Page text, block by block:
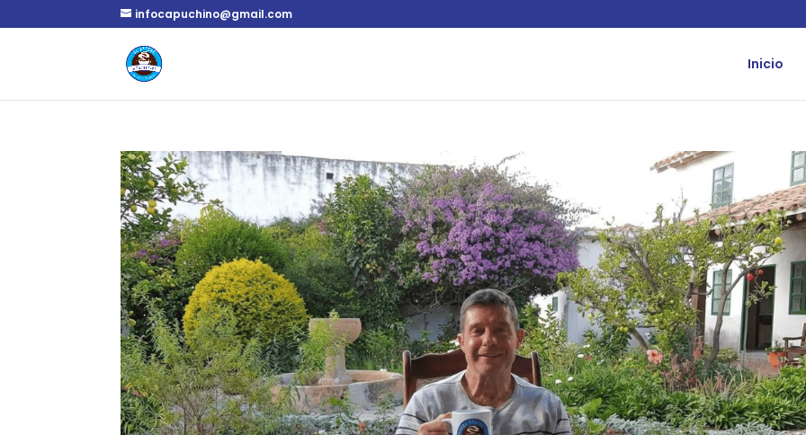
infocapuchino@gmail.com
Inicio